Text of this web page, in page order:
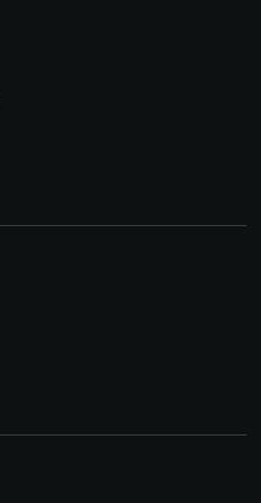
del sito e non